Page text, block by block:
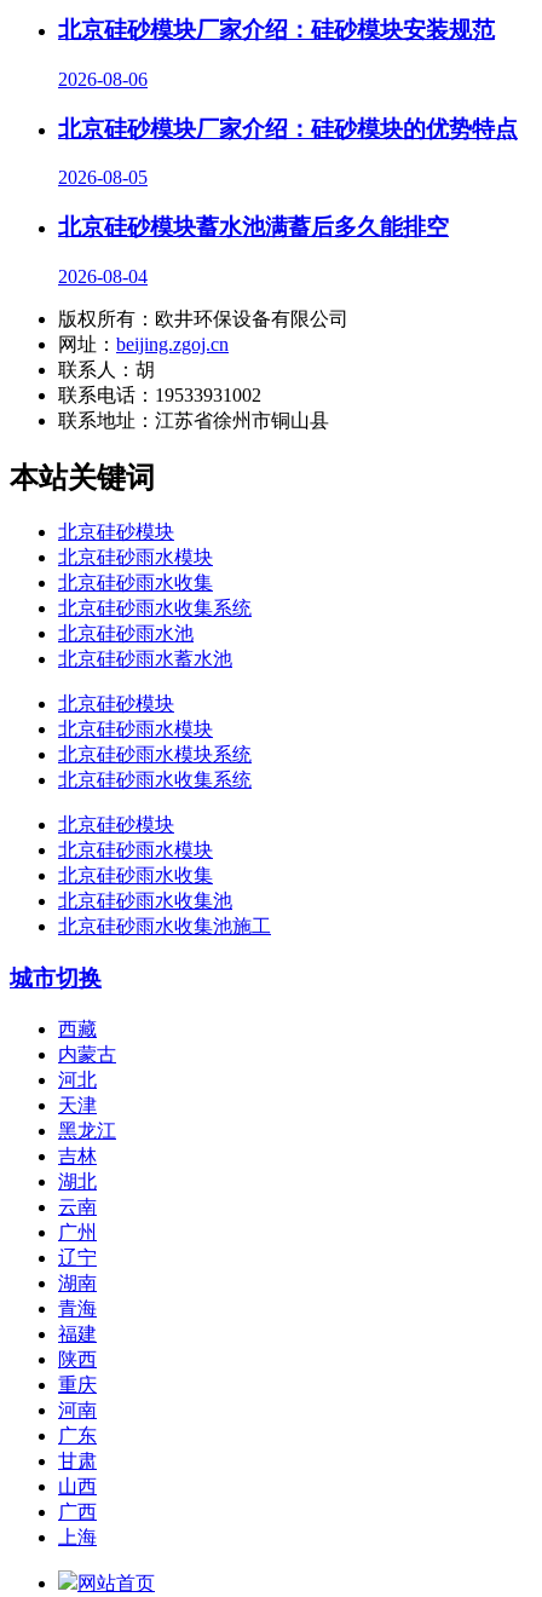
北京硅砂模块厂家介绍：硅砂模块安装规范
2026-08-06
北京硅砂模块厂家介绍：硅砂模块的优势特点
2026-08-05
北京硅砂模块蓄水池满蓄后多久能排空
2026-08-04
版权所有：欧井环保设备有限公司
网址： beijing.zgoj.cn
联系人：胡
联系电话：19533931002
联系地址： 江苏省徐州市铜山县
本站关键词
北京硅砂模块
北京硅砂雨水模块
北京硅砂雨水收集
北京硅砂雨水收集系统
北京硅砂雨水池
北京硅砂雨水蓄水池
北京硅砂模块
北京硅砂雨水模块
北京硅砂雨水模块系统
北京硅砂雨水收集系统
北京硅砂模块
北京硅砂雨水模块
北京硅砂雨水收集
北京硅砂雨水收集池
北京硅砂雨水收集池施工
城市切换
西藏
内蒙古
河北
天津
黑龙江
吉林
湖北
云南
广州
辽宁
湖南
青海
福建
陕西
重庆
河南
广东
甘肃
山西
广西
上海
网站首页